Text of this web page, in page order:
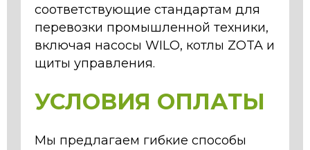
соответствующие стандартам для
перевозки промышленной техники,
включая насосы WILO, котлы ZOTA и
щиты управления.
УСЛОВИЯ ОПЛАТЫ
Мы предлагаем гибкие способы